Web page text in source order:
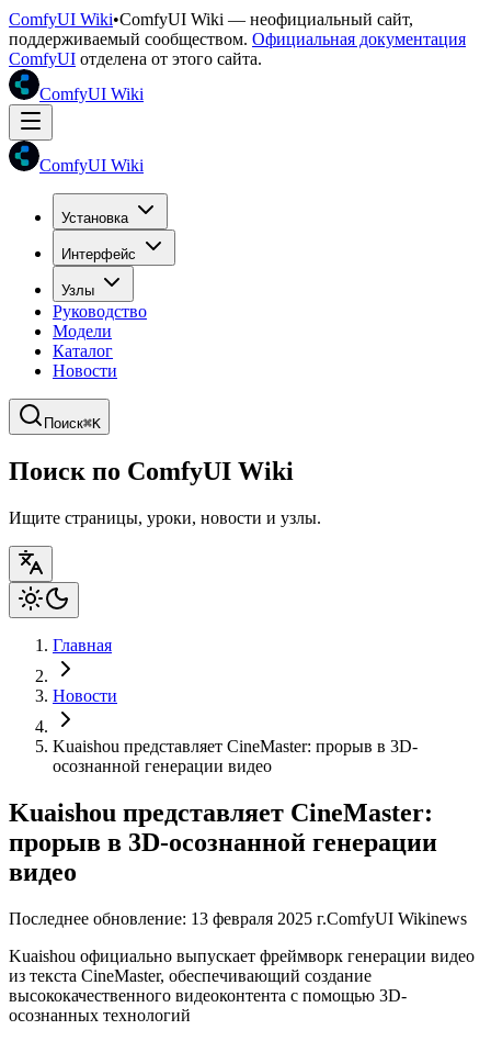
ComfyUI Wiki•ComfyUI Wiki — неофициальный сайт,
поддерживаемый сообществом. Официальная документация
ComfyUI отделена от этого сайта.
ComfyUI Wiki
ComfyUI Wiki
Установка
Интерфейс
Узлы
Руководство
Модели
Каталог
Новости
Поиск⌘K
Поиск по ComfyUI Wiki
Ищите страницы, уроки, новости и узлы.
Главная
Новости
Kuaishou представляет CineMaster: прорыв в 3D-
осознанной генерации видео
Kuaishou представляет CineMaster:
прорыв в 3D-осознанной генерации
видео
Последнее обновление: 13 февраля 2025 г.ComfyUI Wikinews
Kuaishou официально выпускает фреймворк генерации видео
из текста CineMaster, обеспечивающий создание
высококачественного видеоконтента с помощью 3D-
осознанных технологий